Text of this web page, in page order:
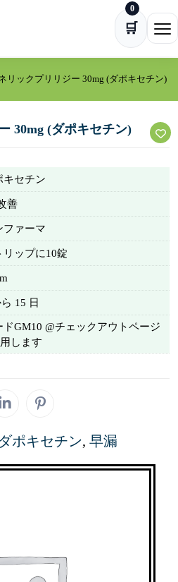
🛒
0
リックプリリジー 30mg (ダポキセチン)
30mg (ダポキセチン)
キセチン
善
ファーマ
リップに10錠
15 日
ドGM10 @チェックアウトページ
します
ダポキセチン, 早漏